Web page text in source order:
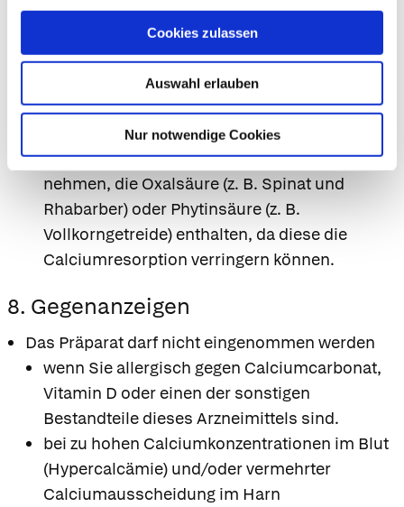
Cookies zulassen
Auswahl erlauben
Nur notwendige Cookies
vermindert sein kann. Sie sollten
mindestens 3 Stunden vor oder nach dem
Präparat eingenommen werden.
Einnahme zusammen mit Nahrungsmitteln und
Getränken
Sie sollten 2 Stunden vor der Einnahme dieses
Präparates keine Nahrungsmittel zu sich
nehmen, die Oxalsäure (z. B. Spinat und
Rhabarber) oder Phytinsäure (z. B.
Vollkorngetreide) enthalten, da diese die
Calciumresorption verringern können.
8. Gegenanzeigen
Das Präparat darf nicht eingenommen werden
wenn Sie allergisch gegen Calciumcarbonat,
Vitamin D oder einen der sonstigen
Bestandteile dieses Arzneimittels sind.
bei zu hohen Calciumkonzentrationen im Blut
(Hypercalcämie) und/oder vermehrter
Calciumausscheidung im Harn